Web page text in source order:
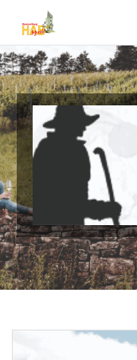
content